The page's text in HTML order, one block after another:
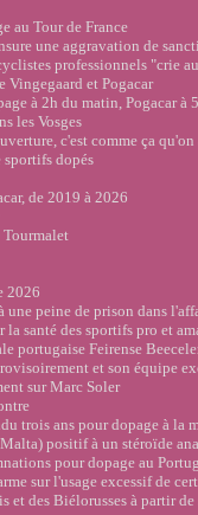
au Tour de France
une aggravation de
professionnels "crie
Vingegaard et Pogacar
à 2h du matin, Pogacar à
les Vosges
c'est comme ça qu'on
dopés
de 2019 à 2026
Tourmalet
2026
peine de prison dans
santé des sportifs pro et
portugaise Feirense
et son équipe
sur Marc Soler
trois ans pour dopage à la
positif à un stéroïde
pour dopage au
sur l'usage excessif de
des Biélorusses à partir de